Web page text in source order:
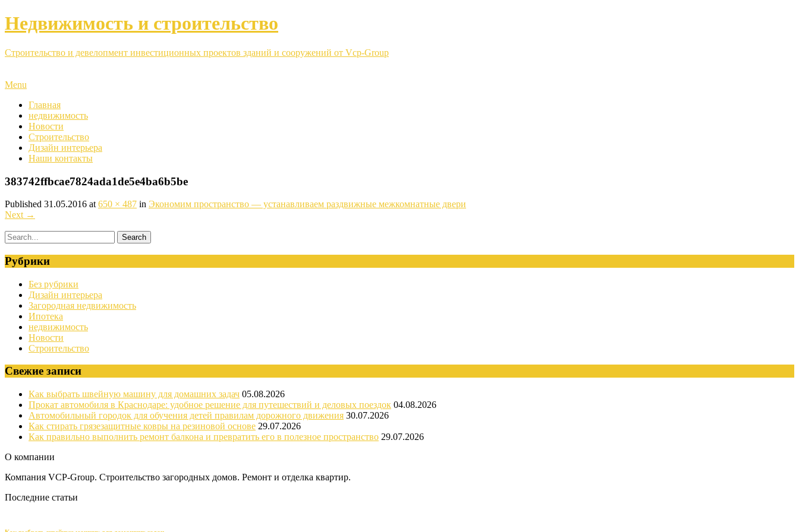
Недвижимость и строительство
Строительство и девелопмент инвестиционных проектов зданий и сооружений от Vcp-Group
Menu
Главная
недвижимость
Новости
Строительство
Дизайн интерьера
Наши контакты
383742ffbcae7824ada1de5e4ba6b5be
Published 31.05.2016 at 650 × 487 in Экономим пространство — устанавливаем раздвижные межкомнатные двери
Next →
Рубрики
Без рубрики
Дизайн интерьера
Загородная недвижимость
Ипотека
недвижимость
Новости
Строительство
Свежие записи
Как выбрать швейную машину для домашних задач 05.08.2026
Прокат автомобиля в Краснодаре: удобное решение для путешествий и деловых поездок 04.08.2026
Автомобильный городок для обучения детей правилам дорожного движения 30.07.2026
Как стирать грязезащитные ковры на резиновой основе 29.07.2026
Как правильно выполнить ремонт балкона и превратить его в полезное пространство 29.07.2026
О компании
Компания VCP-Group. Строительство загородных домов. Ремонт и отделка квартир.
Последние статьи